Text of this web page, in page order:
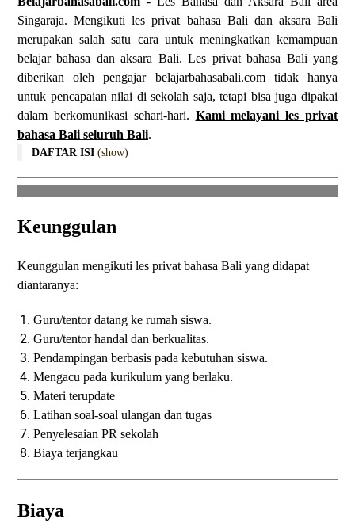
Singaraja. Mengikuti les privat bahasa Bali dan aksara Bali
merupakan salah satu cara untuk meningkatkan kemampuan
belajar bahasa dan aksara Bali. Les privat bahasa Bali yang
diberikan oleh pengajar belajarbahasabali.com tidak hanya
untuk pencapaian nilai di sekolah saja, tetapi bisa juga dipakai
dalam berkomunikasi sehari-hari. Kami melayani les privat
bahasa Bali seluruh Bali.
DAFTAR ISI (show)
Keunggulan
Keunggulan mengikuti les privat bahasa Bali yang didapat
diantaranya:
Guru/tentor datang ke rumah siswa.
Guru/tentor handal dan berkualitas.
Pendampingan berbasis pada kebutuhan siswa.
Mengacu pada kurikulum yang berlaku.
Materi terupdate
Latihan soal-soal ulangan dan tugas
Penyelesaian PR sekolah
Biaya terjangkau
Biaya